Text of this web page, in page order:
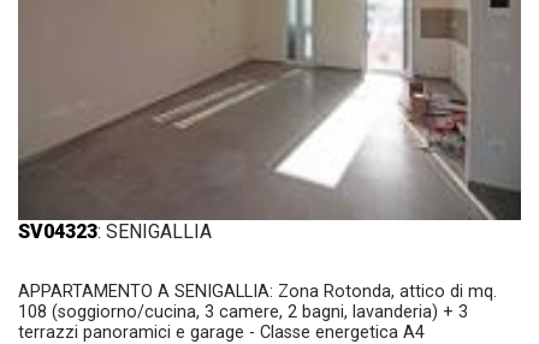
SV04323: SENIGALLIA
APPARTAMENTO A SENIGALLIA: Zona Rotonda, attico di mq.
108 (soggiorno/cucina, 3 camere, 2 bagni, lavanderia) + 3
terrazzi panoramici e garage - Classe energetica A4